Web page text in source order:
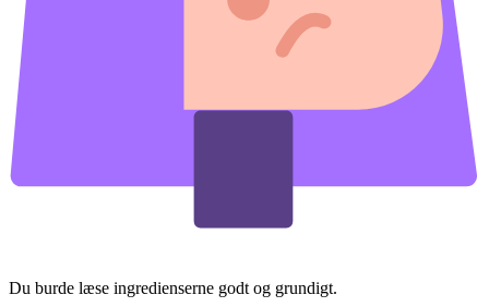
Du burde læse ingredienserne godt og grundigt.